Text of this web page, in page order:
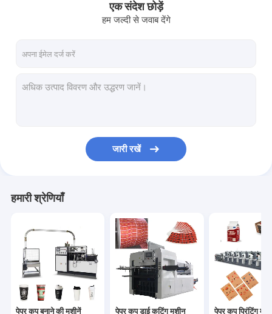
कारखाना भ्रमण
गुणवत्ता नियंत्रण
पेपर कप प्रिंटिंग मशीनें
पेपर लंच बॉक्स मशीन
पेपर कप पैकिंग मशीन
एक संदेश छोड़ें
हम जल्दी से जवाब देंगे
जारी रखें
हमारी श्रेणियाँ
पेपर कप बनाने की मशीनें पेपर कप डाई कटिंग मशीन पेपर कप प्रिंटिंग